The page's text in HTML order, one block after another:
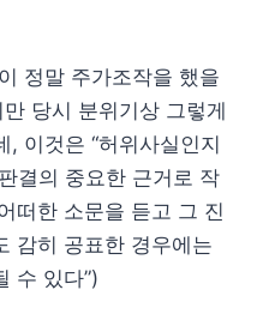
정말 주가조작을 했을
당시 분위기상 그렇게
, 이것은 “허위사실인지
결의 중요한 근거로 작
떠한 소문을 듣고 그 진
감히 공표한 경우에는
수 있다”)